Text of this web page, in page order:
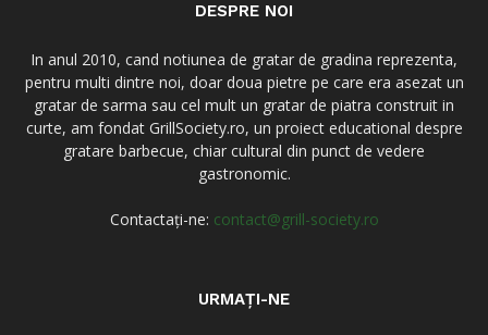
DESPRE NOI
In anul 2010, cand notiunea de gratar de gradina reprezenta,
pentru multi dintre noi, doar doua pietre pe care era asezat un
gratar de sarma sau cel mult un gratar de piatra construit in
curte, am fondat GrillSociety.ro, un proiect educational despre
gratare barbecue, chiar cultural din punct de vedere
gastronomic.
Contactați-ne: contact@grill-society.ro
URMAȚI-NE